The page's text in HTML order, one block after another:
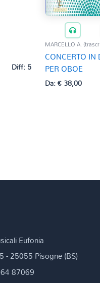
Diff: 5
MARCELLO A.
CONCERTO IN
PER OBOE
Da:€38,00
Eufonia
- 25055 Pisogne (BS)
87069